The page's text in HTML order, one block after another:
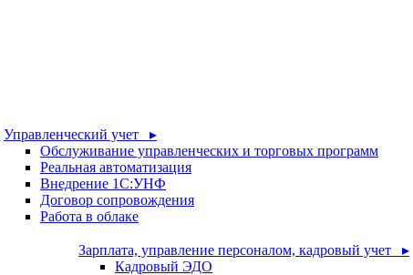
Управленческий учет ▸
Обслуживание управленческих и торговых программ
Реальная автоматизация
Внедрение 1С:УНФ
Договор сопровождения
Работа в облаке
Зарплата, управление персоналом, кадровый учет ▸
Кадровый ЭДО